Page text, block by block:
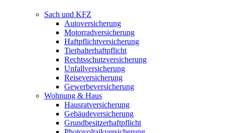
Sach und KFZ
Autoversicherung
Motorradversicherung
Haftpflichtversicherung
Tierhalterhaftpflicht
Rechtsschutzversicherung
Unfallversicherung
Reiseversicherung
Gewerbeversicherung
Wohnung & Haus
Hausratversicherung
Gebäudeversicherung
Grundbesitzerhaftpflicht